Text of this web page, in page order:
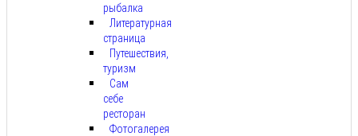
рыбалка
Литературная
страница
Путешествия,
туризм
Сам
себе
ресторан
Фотогалерея